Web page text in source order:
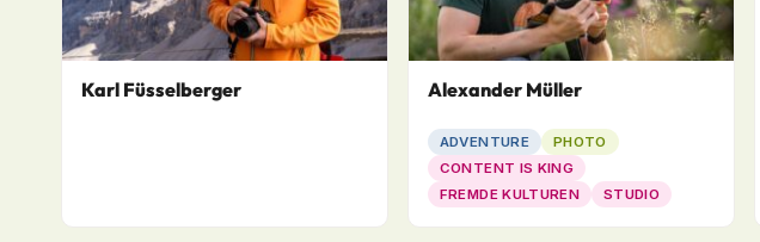
Karl Füsselberger Alexander Müller
ADVENTURE
PHOTO
CONTENT IS KING
FREMDE KULTUREN
STUDIO